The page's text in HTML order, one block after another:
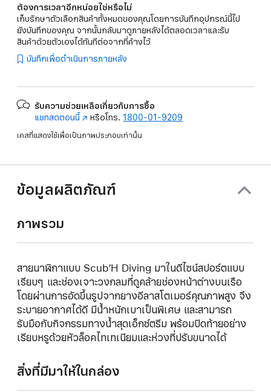
ต้องการเวลาอีกหน่อยใช่หรือไม่
เก็บรักษาตัวเลือกสินค้าทั้งหมดของคุณโดยการบันทึกอุปกรณ์นี้ไป
ยังบันทึกของคุณ จากนั้นกลับมาดูภายหลังได้ตลอดเวลาและรับ
สินค้าด้วยตัวเองได้ทันทีต่อจากที่ค้างไว้
บันทึกเพื่อดำเนินการภายหลัง
รับความช่วยเหลือเกี่ยวกับการซื้อ
แชทสดตอนนี้(เปิด
หน้าต่าง
หรือโทร. 1800-01-9209
เคสที่แสดงใช้เพื่อเป็นภาพประกอบเท่านั้น
ข้อมูลผลิตภัณฑ์
ภาพรวม
สายนาฬิกาแบบ Scub’H Diving มาในดีไซน์สปอร์ตแบบ
เรียบๆ และช่องเจาะวงกลมที่ดูคล้ายช่องหน้าต่างบนเรือ
โดยผ่านการอัดขึ้นรูปจากยางอีลาสโตเมอร์คุณภาพสูง จึง
ระบายอากาศได้ดี มีน้ำหนักเบาเป็นพิเศษ และสามารถ
รับมือกับกิจกรรมทางน้ำสุดเอ็กซ์ตรีม พร้อมปิดท้ายอย่าง
เรียบหรูด้วยหัวล็อคไทเทเนียมและห่วงที่ปรับขนาดได้
สิ่งที่มีมาให้ในกล่อง